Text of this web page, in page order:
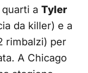
a Tyler
da killer) e a
rimbalzi) per
A Chicago